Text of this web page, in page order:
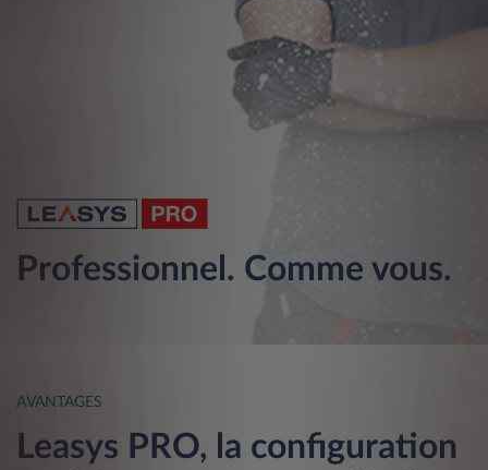
Professionnel. Comme vous.
AVANTAGES
Leasys PRO, la configuration